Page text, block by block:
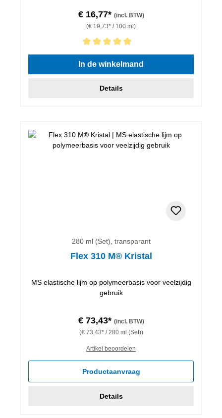
€ 16,77* (incl. BTW)
(€ 19,73* / 100 ml)
Gemiddelde waardering van 5 van 5 sterren
In de winkelmand
Details
280 ml (Set), transparant
Flex 310 M® Kristal
MS elastische lijm op polymeerbasis voor veelzijdig
gebruik
€ 73,43* (incl. BTW)
(€ 73,43* / 280 ml (Set))
Artikel beoordelen
Productaanvraag
Details